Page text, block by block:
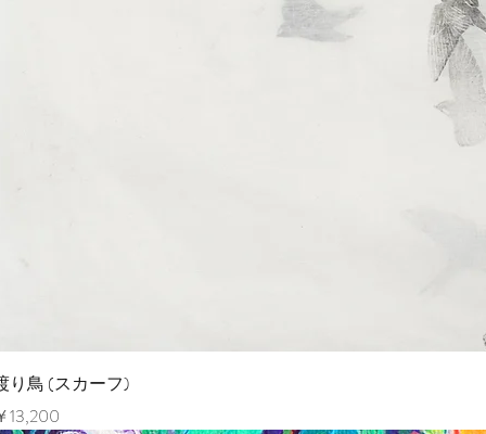
り鳥 (スカーフ)
格
13,200